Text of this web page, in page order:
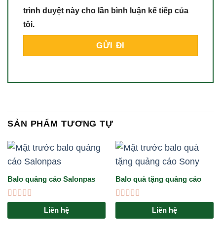
trình duyệt này cho lần bình luận kế tiếp của
tôi.
SẢN PHẨM TƯƠNG TỰ
Balo quảng cáo Salonpas
Được
hạng
Liên hệ
Balo quà tặng quảng cáo
Sony
Được
hạng
Liên hệ